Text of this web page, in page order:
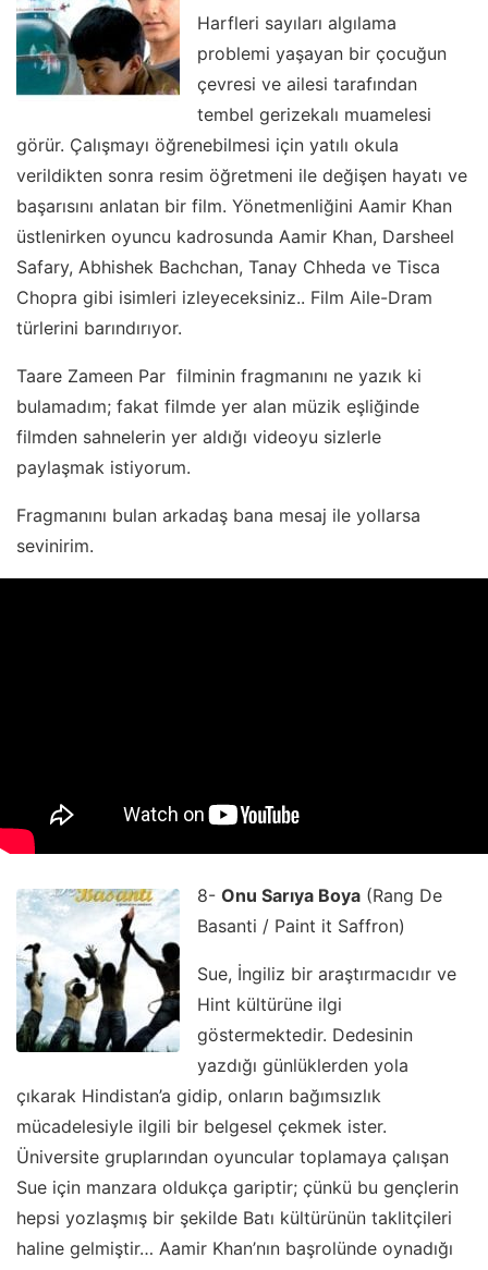
Harfleri sayıları algılama
problemi yaşayan bir çocuğun
çevresi ve ailesi tarafından
tembel gerizekalı muamelesi
görür. Çalışmayı öğrenebilmesi için yatılı okula
verildikten sonra resim öğretmeni ile değişen hayatı ve
başarısını anlatan bir film. Yönetmenliğini Aamir Khan
üstlenirken oyuncu kadrosunda Aamir Khan, Darsheel
Safary, Abhishek Bachchan, Tanay Chheda ve Tisca
Chopra gibi isimleri izleyeceksiniz.. Film Aile-Dram
türlerini barındırıyor.
Taare Zameen Par filminin fragmanını ne yazık ki
bulamadım; fakat filmde yer alan müzik eşliğinde
filmden sahnelerin yer aldığı videoyu sizlerle
paylaşmak istiyorum.
Fragmanını bulan arkadaş bana mesaj ile yollarsa
sevinirim.
8- Onu Sarıya Boya (Rang De
Basanti / Paint it Saffron)
Sue, İngiliz bir araştırmacıdır ve
Hint kültürüne ilgi
göstermektedir. Dedesinin
yazdığı günlüklerden yola
çıkarak Hindistan’a gidip, onların bağımsızlık
mücadelesiyle ilgili bir belgesel çekmek ister.
Üniversite gruplarından oyuncular toplamaya çalışan
Sue için manzara oldukça gariptir; çünkü bu gençlerin
hepsi yozlaşmış bir şekilde Batı kültürünün taklitçileri
haline gelmiştir… Aamir Khan’nın başrolünde oynadığı